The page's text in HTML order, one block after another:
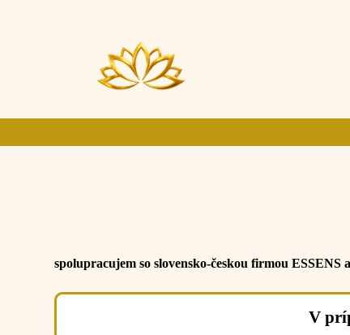
spolupracujem so slovensko-českou firmou
V